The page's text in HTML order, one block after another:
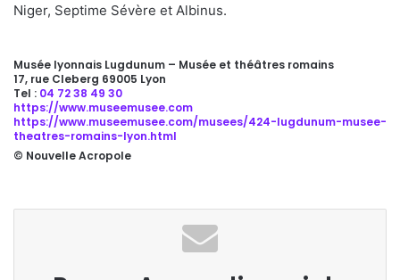
Niger, Septime Sévère et Albinus.
Musée lyonnais Lugdunum – Musée et théâtres romains
17, rue Cleberg 69005 Lyon
Tel : 04 72 38 49 30
https://www.museemusee.com
https://www.museemusee.com/musees/424-lugdunum-musee-
theatres-romains-lyon.html
© Nouvelle Acropole